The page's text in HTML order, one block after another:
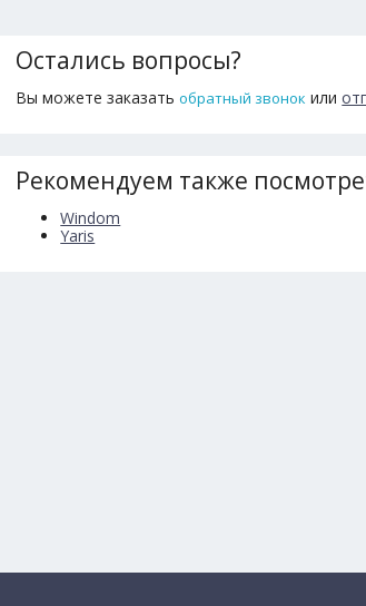
Остались вопросы?
Вы можете заказатьобратный звонок или
Рекомендуем также
Windom
Yaris